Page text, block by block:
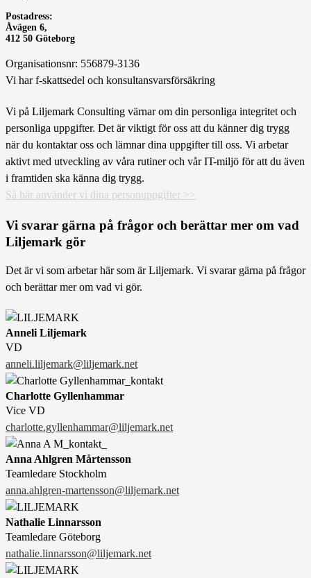
Postadress:
Åvägen 6,
412 50 Göteborg
Organisationsnr: 556879-3136
Vi har f-skattsedel och konsultansvarsförsäkring
Vi på Liljemark Consulting värnar om din personliga integritet och
personliga uppgifter. Det är viktigt för oss att du känner dig trygg
när du kontaktar oss och lämnar dina uppgifter till oss. Vi arbetar
aktivt med utveckling av våra rutiner och vår IT-miljö för att du även
i framtiden ska känna dig trygg.
Så här använder vi dina personuppgifter >>
Vi svarar gärna på frågor och berättar mer om vad
Liljemark gör
Det är vi som arbetar här som är Liljemark. Vi svarar gärna på frågor
och berättar mer om vad vi gör.
Anneli Liljemark
VD
anneli.liljemark@liljemark.net
Charlotte Gyllenhammar
Vice VD
charlotte.gyllenhammar@liljemark.net
Anna Ahlgren Mårtensson
Teamledare Stockholm
anna.ahlgren-martensson@liljemark.net
Nathalie Linnarsson
Teamledare Göteborg
nathalie.linnarsson@liljemark.net